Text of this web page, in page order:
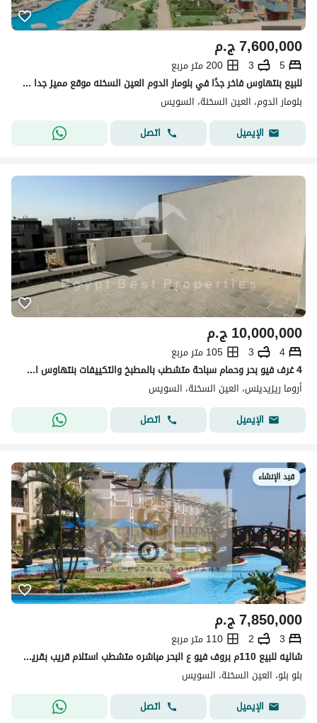
ج.م7,600,000
5
3
200 متر مربع
للبيع بنتهاوس فاخر جدًا في بلومار الدوم العين السخنه موقع مميز جدا خطوات للبحر قرية متكاملة الخدمات حمامات سباحة منطقة مطاعم وكافيهات يوجد فندق بالقري
بلومار الدوم، العين السخنة، السويس
الإيميل
اتصل
ج.م10,000,000
4
3
105 متر مربع
4 غرف فيو بحر وحمام سباحة متشطب بالمطبخ والتكييفات بنتهاوس استلام فوري للبيع في اروما العين السخنة
أروما ريزيدينس، العين السخنة، السويس
الإيميل
اتصل
قيد الإنشاء
ج.م7,850,000
3
2
110 متر مربع
شاليه للبيع 110م بروف فيو ع البحر مباشره متشطب استلام قريب بقريه بلو بلو العين السخنه
بلو بلو، العين السخنة، السويس
الإيميل
اتصل